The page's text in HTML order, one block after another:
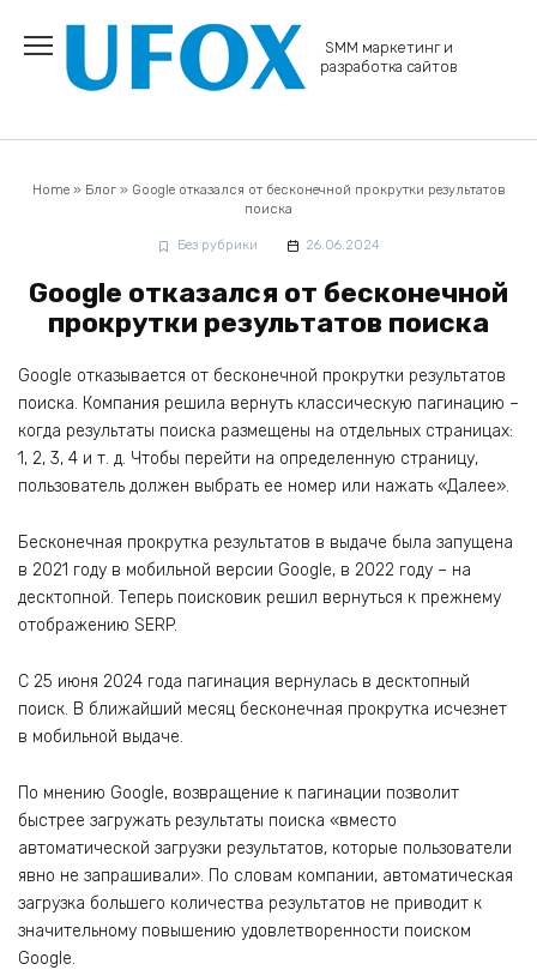
содержанию
SMM маркетинг и
разработка сайтов
Home» Блог» Google отказался от бесконечной прокрутки результатов
поиска
Без рубрики 26.06.2024
Google отказался от бесконечной
прокрутки результатов поиска
Google отказывается от бесконечной прокрутки результатов
поиска. Компания решила вернуть классическую пагинацию –
когда результаты поиска размещены на отдельных страницах:
1, 2, 3, 4 и т. д. Чтобы перейти на определенную страницу,
пользователь должен выбрать ее номер или нажать «Далее».
Бесконечная прокрутка результатов в выдаче была запущена
в 2021 году в мобильной версии Google, в 2022 году – на
десктопной. Теперь поисковик решил вернуться к прежнему
отображению SERP.
С 25 июня 2024 года пагинация вернулась в десктопный
поиск. В ближайший месяц бесконечная прокрутка исчезнет
в мобильной выдаче.
По мнению Google, возвращение к пагинации позволит
быстрее загружать результаты поиска «вместо
автоматической загрузки результатов, которые пользователи
явно не запрашивали». По словам компании, автоматическая
загрузка большего количества результатов не приводит к
значительному повышению удовлетворенности поиском
Google.